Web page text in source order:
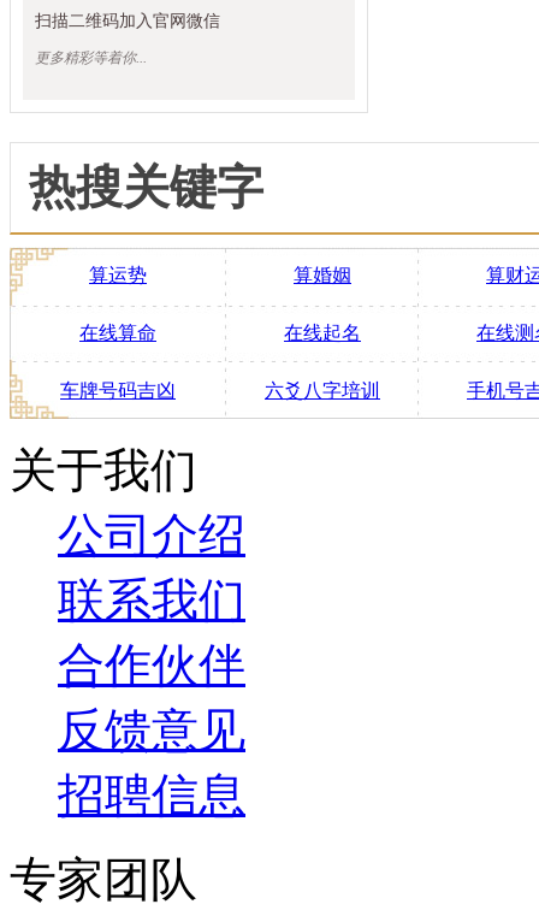
扫描二维码加入官网微信
更多精彩等着你...
热搜关键字
算运势 算婚姻 算财
在线算命 在线起名 在线测
车牌号码吉凶 六爻八字培训 手机号
关于我们
公司介绍
联系我们
合作伙伴
反馈意见
招聘信息
专家团队